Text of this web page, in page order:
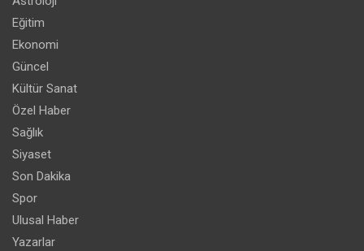
Eğitim
Ekonomi
Güncel
Kültür Sanat
Özel Haber
Sağlık
Siyaset
Son Dakika
Spor
Ulusal Haber
Yazarlar